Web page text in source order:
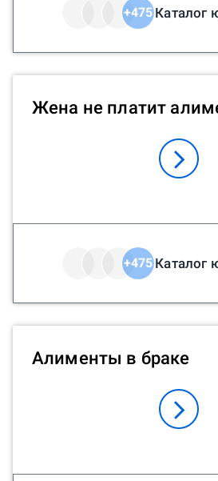
+475Каталог
Жена не платит
+475Каталог
Алименты в браке